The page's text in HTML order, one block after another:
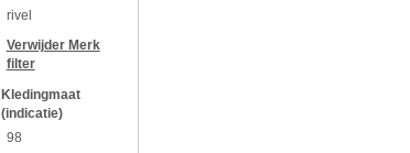
rivel
Verwijder Merk
filter
Kledingmaat
(indicatie)
98